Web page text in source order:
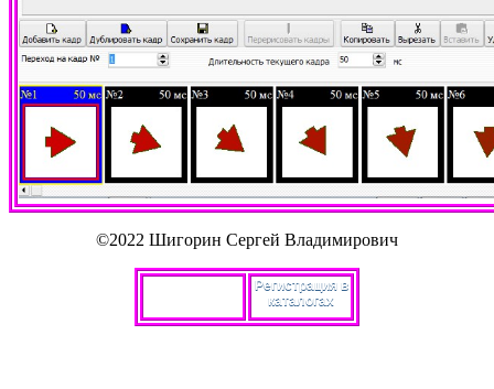
©2022 Шигорин Сергей Владимирович
Регистрация в
каталогах